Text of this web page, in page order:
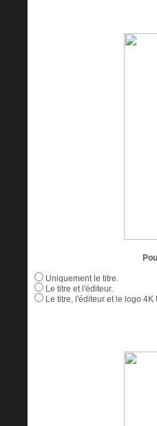
Uniquement le titre.
Le titre et l'éditeur.
Le titre, l'éditeur et le logo 4K